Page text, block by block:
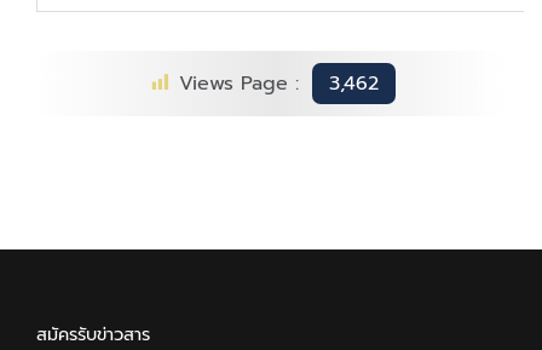
Views Page : 3,462
สมัครรับข่าวสาร